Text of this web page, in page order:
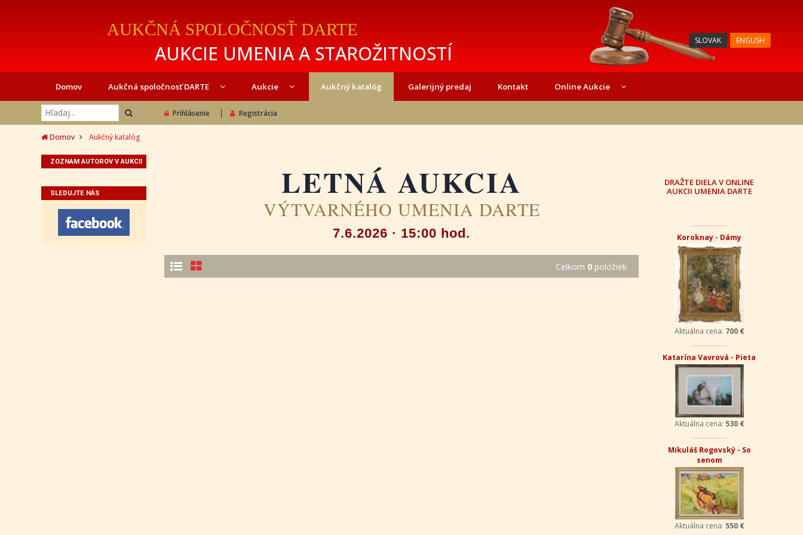
AUKČNÁ SPOLOČNOSŤ DARTE
AUKCIE UMENIA A STAROŽITNOSTÍ
SLOVAK ENGLISH
Domov Aukčná spoločnosť DARTE Aukcie Aukčný katalóg Galerijný predaj Kontakt Online Aukcie
Prihlásenie Registrácia
Domov Aukčný katalóg
ZOZNAM AUTOROV V AUKCII
SLEDUJTE NÁS LETNÁ AUKCIA
VÝTVARNÉHO UMENIA DARTE
7.6.2026 · 15:00 hod.
Celkom 0 položiek
DRAŽTE DIELA V ONLINE
AUKCII UMENIA DARTE
Koroknay - Dámy
Aktuálna cena: 700 €
Katarína Vavrová - Pieta
Aktuálna cena: 530 €
Mikuláš Rogovský - So
senom
Aktuálna cena: 550 €